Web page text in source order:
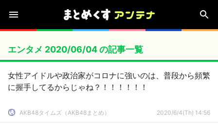
エンタメ 2020/06/04 の記事一覧
女性アイドルや政治家がコロナに強いのは、普段から頻繁
に握手してるからじゃね？！！！！！！
AKB48タイムズ（AKB48まとめ） 2020/6/4(Th) 14:56